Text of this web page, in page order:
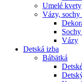
Umelé kvety
Vázy, sochy
Vázy
Detská izba
Bábätká